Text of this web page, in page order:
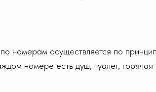
номерам осуществляется по
номере есть душ, туалет, горячая